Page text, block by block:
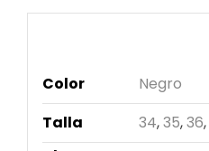
Color
Negro
Talla
34,35,36,